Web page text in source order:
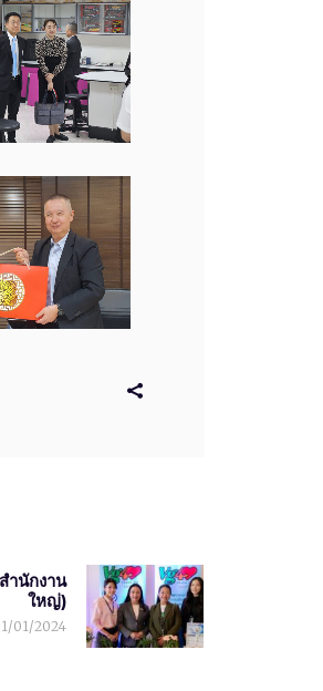
ำนักงาน
ใหญ่)
01/2024